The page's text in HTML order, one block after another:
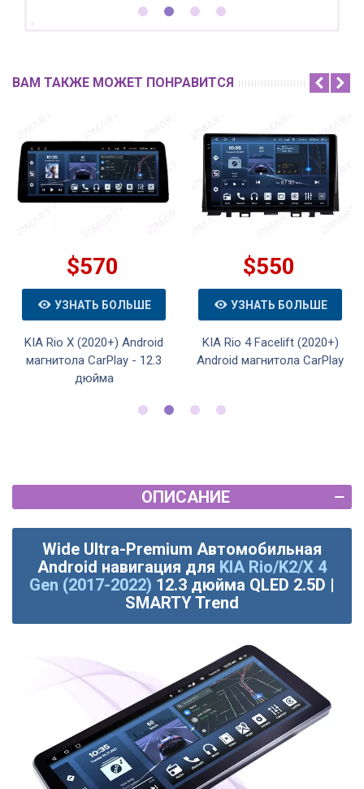
ВАМ ТАКЖЕ МОЖЕТ ПОНРАВИТСЯ
$570
УЗНАТЬ БОЛЬШЕ
KIA Rio X (2020+) Android
магнитола CarPlay - 12.3
дюйма
$550
УЗНАТЬ БОЛЬШЕ
KIA Rio 4 Facelift (2020+)
Android магнитола CarPlay
ОПИСАНИЕ
Wide Ultra-Premium Автомобильная
Android навигация для KIA Rio/K2/X 4
Gen (2017-2022) 12.3 дюйма QLED 2.5D |
SMARTY Trend